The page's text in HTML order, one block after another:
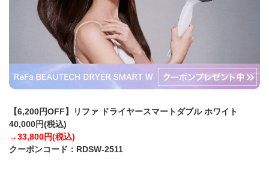
【6,200円OFF】リファ ドライヤースマートダブル ホワイト
40,000円(税込)
→33,800円(税込)
クーポンコード：RDSW-2511